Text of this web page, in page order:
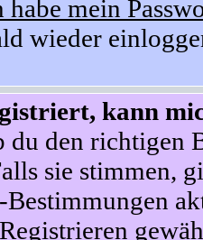
habe mein
wieder
kann
du den richtigen
sie stimmen,
Bestimmungen